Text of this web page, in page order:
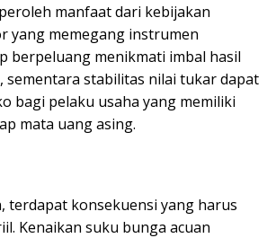
manfaat dari kebijakan
yang memegang instrumen
berpeluang menikmati imbal hasil
sementara stabilitas nilai tukar dapat
bagi pelaku usaha yang memiliki
mata uang asing.
terdapat konsekuensi yang harus
Kenaikan suku bunga acuan